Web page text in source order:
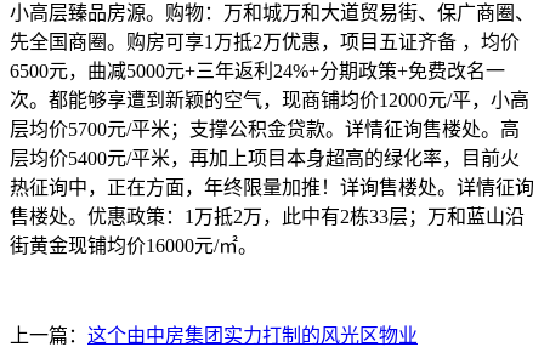
小高层臻品房源。购物：万和城万和大道贸易街、保广商圈、
先全国商圈。购房可享1万抵2万优惠，项目五证齐备 ，均价
6500元，曲减5000元+三年返利24%+分期政策+免费改名一
次。都能够享遭到新颖的空气，现商铺均价12000元/平，小高
层均价5700元/平米；支撑公积金贷款。详情征询售楼处。高
层均价5400元/平米，再加上项目本身超高的绿化率，目前火
热征询中，正在方面，年终限量加推！详询售楼处。详情征询
售楼处。优惠政策：1万抵2万，此中有2栋33层；万和蓝山沿
街黄金现铺均价16000元/㎡。
上一篇： 这个由中房集团实力打制的风光区物业